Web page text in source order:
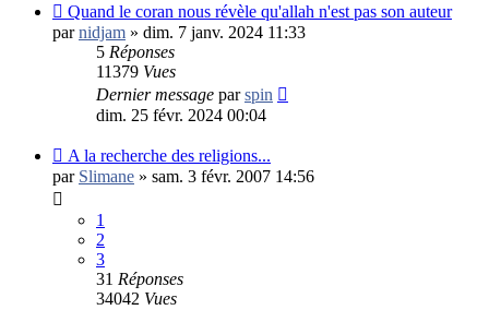
Quand le coran nous révèle qu'allah n'est pas son auteur
parnidjam » dim. 7 janv. 2024 11:33
5 Réponses
11379 Vues
Dernier message parspin
dim. 25 févr. 2024 00:04
A la recherche des religions...
par Slimane » sam. 3 févr. 2007 14:56
1
2
3
31 Réponses
34042 Vues